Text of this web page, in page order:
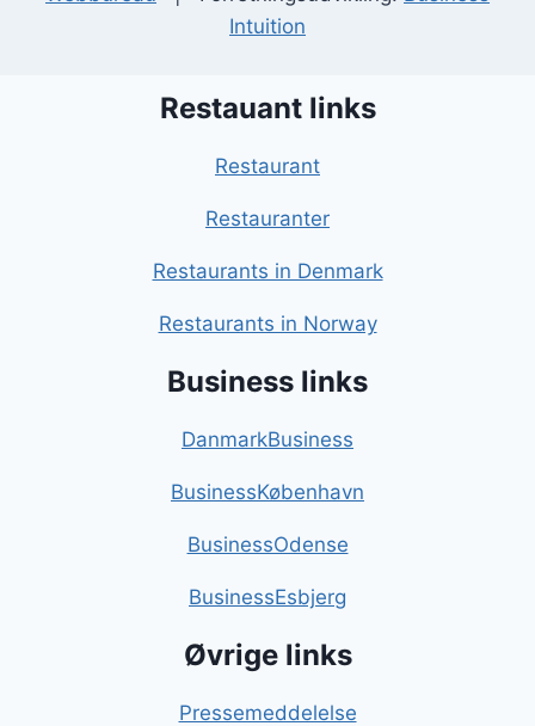
Intuition
Restauant links
Restaurant
Restauranter
Restaurants in Denmark
Restaurants in Norway
Business links
DanmarkBusiness
BusinessKøbenhavn
BusinessOdense
BusinessEsbjerg
Øvrige links
Pressemeddelelse